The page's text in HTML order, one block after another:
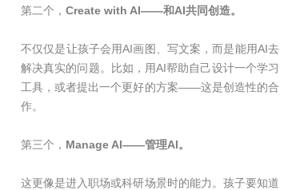
第二个， Create with AI——和AI共同创造。
不仅仅是让孩子会用AI画图、写文案，而是能用AI去
解决真实的问题。比如，用AI帮助自己设计一个学习
工具，或者提出一个更好的方案——这是创造性的合
作。
第三个， Manage AI——管理AI。
这更像是进入职场或科研场景时的能力。孩子要知道